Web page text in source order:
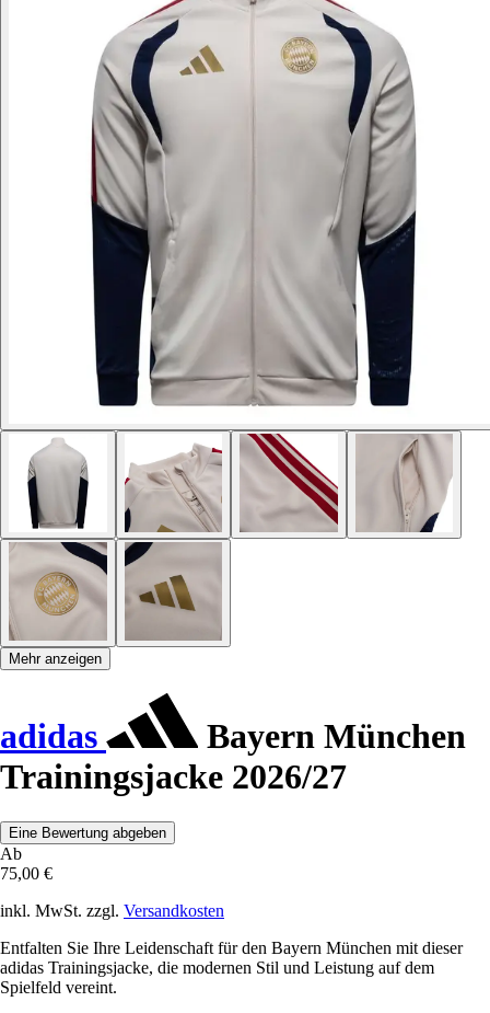
Mehr anzeigen
adidas
Bayern München
Trainingsjacke 2026/27
Eine Bewertung abgeben
Ab
75,00 €
inkl. MwSt. zzgl. Versandkosten
Entfalten Sie Ihre Leidenschaft für den Bayern München mit dieser
adidas Trainingsjacke, die modernen Stil und Leistung auf dem
Spielfeld vereint.